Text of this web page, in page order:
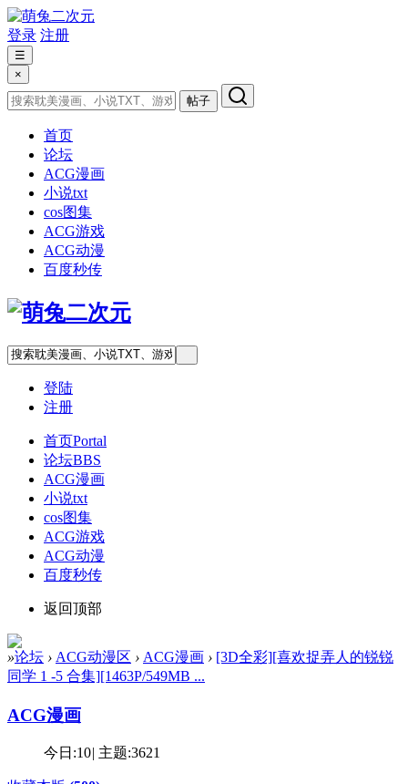
登录 注册
☰
×
帖子
首页
论坛
ACG漫画
小说txt
cos图集
ACG游戏
ACG动漫
百度秒传
登陆
注册
首页Portal
论坛BBS
ACG漫画
小说txt
cos图集
ACG游戏
ACG动漫
百度秒传
返回顶部
»论坛 › ACG动漫区 › ACG漫画 › [3D全彩][喜欢捉弄人的锐锐
同学 1 -5 合集][1463P/549MB ...
ACG漫画
今日:10| 主题:3621